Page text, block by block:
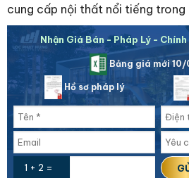
cung cấp nội thất nổi tiếng trong
Nhận Giá Bán - Pháp Lý -
Bảng giá mới
Hồ sơ pháp lý
1 + 2 =